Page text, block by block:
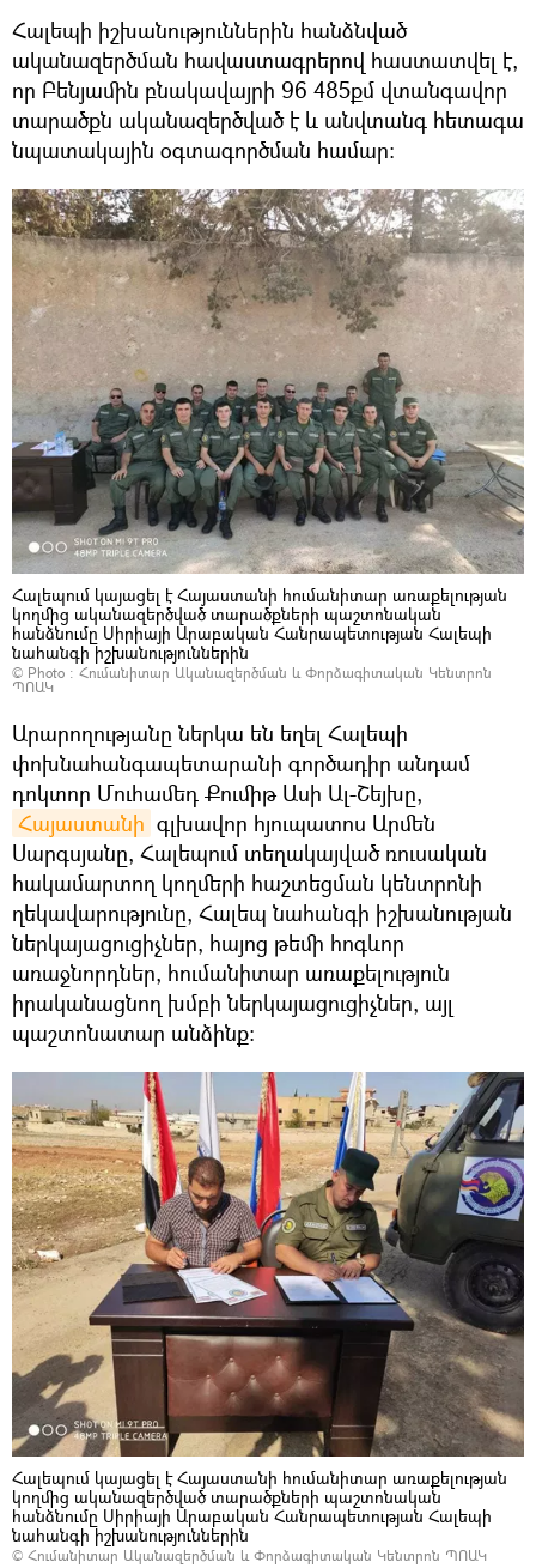
Հալեպի իշխանություններին հանձնված
ականազերծման հավաստագրերով հաստատվել է,
որ Բենյամին բնակավայրի 96 485քմ վտանգավոր
տարածքն ականազերծված է և անվտանգ հետագա
նպատակային օգտագործման համար:
Հալեպում կայացել է Հայաստանի հումանիտար առաքելության
կողմից ականազերծված տարածքների պաշտոնական
հանձնումը Սիրիայի Արաբական Հանրապետության Հալեպի
նահանգի իշխանություններին
© Photo : Հումանիտար Ականազերծման և Փորձագիտական Կենտրոն
ՊՈԱԿ
Արարողությանը ներկա են եղել Հալեպի
փոխնահանգապետարանի գործադիր անդամ
դոկտոր Մուհամեդ Քումիթ Ասի Ալ-Շեյխը,
Հայաստանի գլխավոր հյուպատոս Արմեն
Սարգսյանը, Հալեպում տեղակայված ռուսական
հակամարտող կողմերի հաշտեցման կենտրոնի
ղեկավարությունը, Հալեպ նահանգի իշխանության
ներկայացուցիչներ, հայոց թեմի հոգևոր
առաջնորդներ, հումանիտար առաքելություն
իրականացնող խմբի ներկայացուցիչներ, այլ
պաշտոնատար անձինք:
Հալեպում կայացել է Հայաստանի հումանիտար առաքելության
կողմից ականազերծված տարածքների պաշտոնական
հանձնումը Սիրիայի Արաբական Հանրապետության Հալեպի
նահանգի իշխանություններին
© Հումանիտար Ականազերծման և Փորձագիտական Կենտրոն ՊՈԱԿ